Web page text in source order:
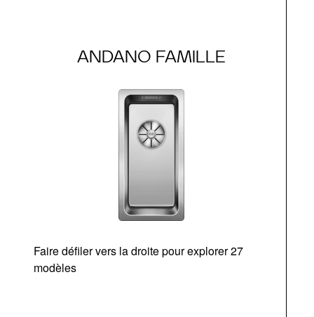
ANDANO FAMILLE
Faire défiler vers la droite pour explorer 27
modèles